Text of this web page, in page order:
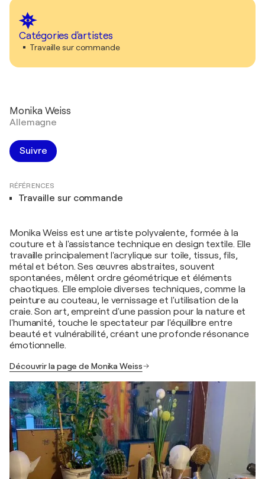
Catégories d'artistes
Travaille sur commande
Monika Weiss
Allemagne
Suivre
RÉFÉRENCES
Travaille sur commande
Monika Weiss est une artiste polyvalente, formée à la
couture et à l'assistance technique en design textile. Elle
travaille principalement l'acrylique sur toile, tissus, fils,
métal et béton. Ses œuvres abstraites, souvent
spontanées, mêlent ordre géométrique et éléments
chaotiques. Elle emploie diverses techniques, comme la
peinture au couteau, le vernissage et l'utilisation de la
craie. Son art, empreint d'une passion pour la nature et
l'humanité, touche le spectateur par l'équilibre entre
beauté et vulnérabilité, créant une profonde résonance
émotionnelle.
Découvrir la page de Monika Weiss